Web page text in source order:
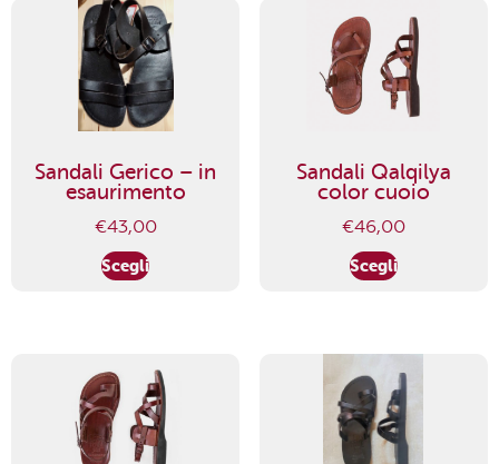
Sandali Gerico – in
esaurimento
€43,00
Scegli
Sandali Qalqilya
color cuoio
€46,00
Scegli